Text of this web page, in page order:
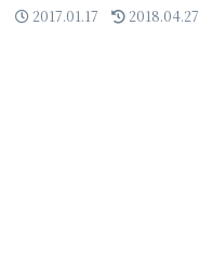
2017.01.17 2018.04.27